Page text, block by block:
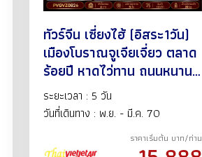
ทัวร์จีน เซี่ยงไฮ้ (อิสระ1วัน)
เมืองโบราณจูเจียเจี่ยว ตลาด
ร้อยปี หาดไว่ทาน ถนนหนาน
จิง สวนประติมากรรมจิ้งอัน
5วัน3คืน พ.ย.69-มี.ค.70 BY
ระยะเวลา : 5 วัน
วันที่เดินทาง : พ.ย. - มี.ค. 70
ราคาเริ่มต้น บาท/ท่าน